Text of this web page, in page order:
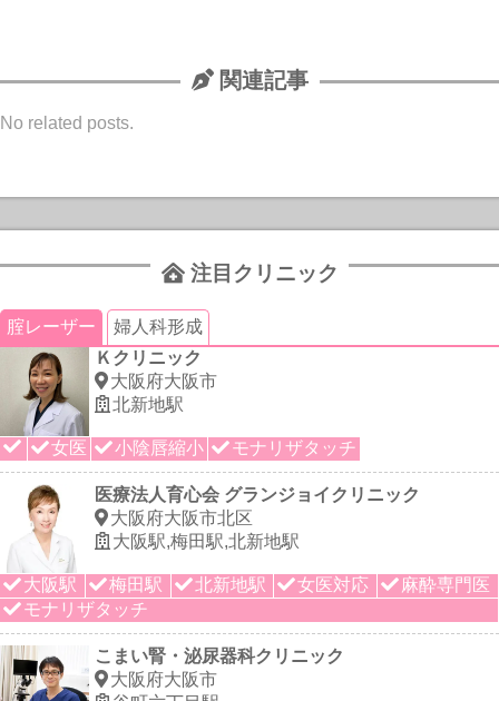
関連記事
No related posts.
注目クリニック
腟レーザー
婦人科形成
Ｋクリニック
大阪府大阪市
北新地駅
女医 小陰唇縮小 モナリザタッチ
医療法人育心会 グランジョイクリニック
大阪府大阪市北区
大阪駅,梅田駅,北新地駅
大阪駅 梅田駅 北新地駅 女医対応
麻酔専門医
モナリザタッチ
こまい腎・泌尿器科クリニック
大阪府大阪市